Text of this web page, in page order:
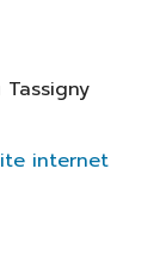
internet